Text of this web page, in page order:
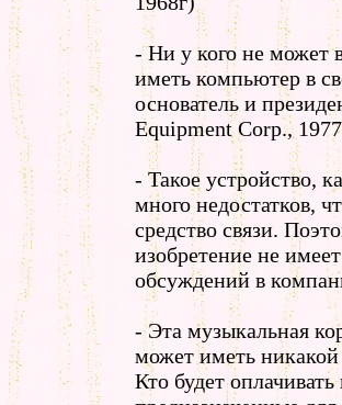
- Ни у кого не может
иметь компьютер в
основатель и
Equipment Corp.,
- Такое устройство,
много недостатков,
средство связи.
изобретение не
обсуждений в
- Эта музыкальная
может иметь
Кто будет